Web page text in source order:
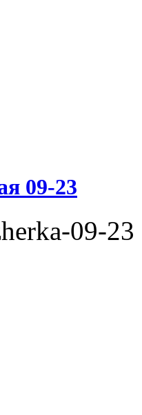
09-23
09-23